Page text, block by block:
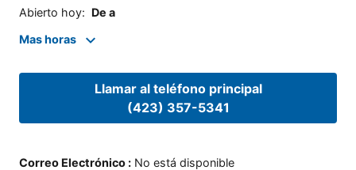
Abierto hoy: De a
Mas horas
Llamar al teléfono principal
(423) 357-5341
Correo Electrónico : No está disponible